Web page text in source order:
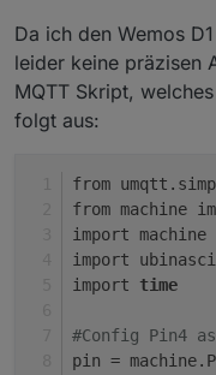
Da ich den Wemos
leider keine präzisen
MQTT Skript,
folgt aus:
from
from machine
import machine
import
import time
#Config Pin4
pin =